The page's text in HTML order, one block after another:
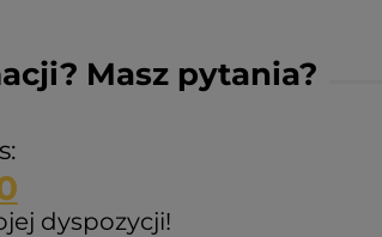
Masz pytania?
dyspozycji!